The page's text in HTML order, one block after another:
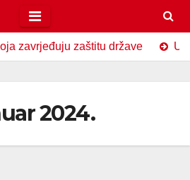
države U Zavidovićima
2024.